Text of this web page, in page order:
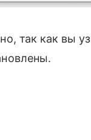
так как вы